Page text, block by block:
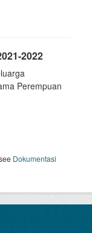
2022
Perempuan
Dokumentasi